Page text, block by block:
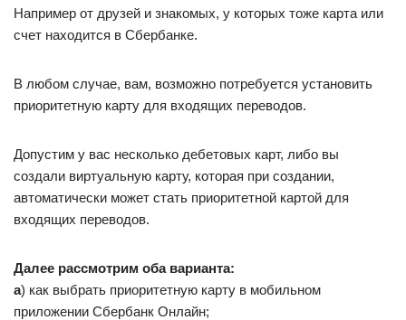
Например от друзей и знакомых, у которых тоже карта или
счет находится в Сбербанке.
В любом случае, вам, возможно потребуется установить
приоритетную карту для входящих переводов.
Допустим у вас несколько дебетовых карт, либо вы
создали виртуальную карту, которая при создании,
автоматически может стать приоритетной картой для
входящих переводов.
Далее рассмотрим оба варианта:
а) как выбрать приоритетную карту в мобильном
приложении Сбербанк Онлайн;